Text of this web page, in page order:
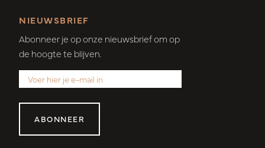
NIEUWSBRIEF
Abonneer je op onze nieuwsbrief om op
de hoogte te blijven.
ABONNEER